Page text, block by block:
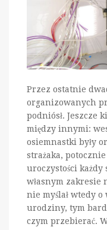
Przez ostatnie
organizowanych
podniósł. Jeszcze
między innymi:
osiemnastki były
strażaka,
uroczystości każdy
własnym zakresie
nie myślał wtedy
urodziny, tym
czym przebierać.